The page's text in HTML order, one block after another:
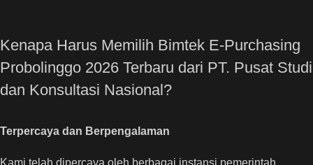
Kenapa Harus Memilih Bimtek E-Purchasing
Probolinggo 2026 Terbaru dari PT. Pusat Studi
dan Konsultasi Nasional?
Terpercaya dan Berpengalaman